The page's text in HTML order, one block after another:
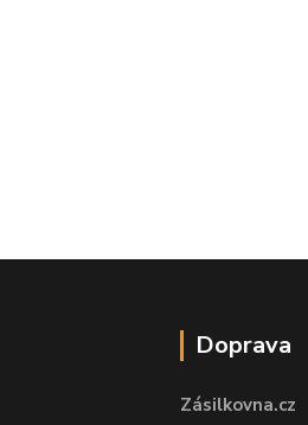
Doprava
Zásilkovna.cz